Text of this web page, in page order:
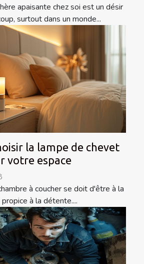
apaisante chez soi est un désir
surtout dans un monde...
la lampe de chevet
votre espace
à coucher se doit d'être à la
à la détente....